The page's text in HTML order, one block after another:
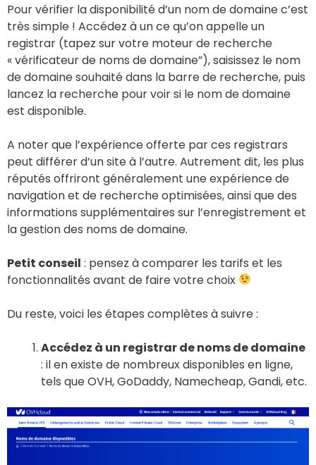
Pour vérifier la disponibilité d’un nom de domaine c’est
très simple ! Accédez à un ce qu’on appelle un
registrar (tapez sur votre moteur de recherche
« vérificateur de noms de domaine”), saisissez le nom
de domaine souhaité dans la barre de recherche, puis
lancez la recherche pour voir si le nom de domaine
est disponible.
A noter que l’expérience offerte par ces registrars
peut différer d’un site à l’autre. Autrement dit, les plus
réputés offriront généralement une expérience de
navigation et de recherche optimisées, ainsi que des
informations supplémentaires sur l’enregistrement et
la gestion des noms de domaine.
Petit conseil : pensez à comparer les tarifs et les
fonctionnalités avant de faire votre choix
Du reste, voici les étapes complètes à suivre :
Accédez à un registrar de noms de domaine
: il en existe de nombreux disponibles en ligne,
tels que OVH, GoDaddy, Namecheap, Gandi, etc.